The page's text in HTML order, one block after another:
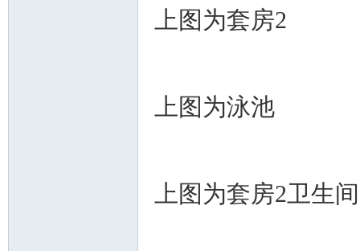
上图为套房2
上图为泳池
上图为套房2卫生间